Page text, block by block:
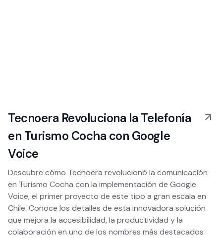
Tecnoera Revoluciona la Telefonía
en Turismo Cocha con Google
Voice
Descubre cómo Tecnoera revolucionó la comunicación
en Turismo Cocha con la implementación de Google
Voice, el primer proyecto de este tipo a gran escala en
Chile. Conoce los detalles de esta innovadora solución
que mejora la accesibilidad, la productividad y la
colaboración en uno de los nombres más destacados